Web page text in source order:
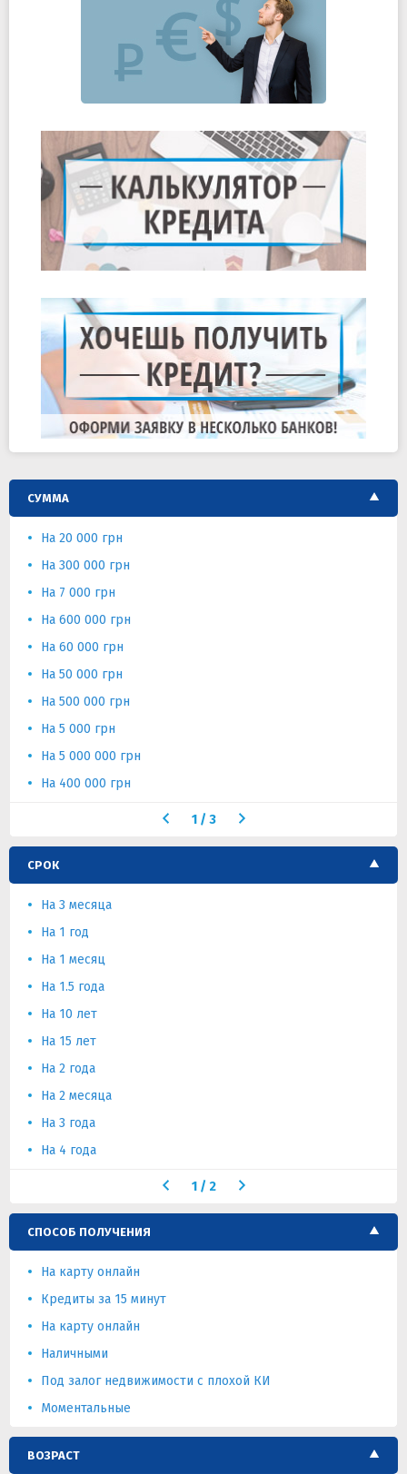
СУММА
На 20 000 грн
На 300 000 грн
На 7 000 грн
На 600 000 грн
На 60 000 грн
На 50 000 грн
На 500 000 грн
На 5 000 грн
На 5 000 000 грн
На 400 000 грн
1/ 3
СРОК
На 3 месяца
На 1 год
На 1 месяц
На 1.5 года
На 10 лет
На 15 лет
На 2 года
На 2 месяца
На 3 года
На 4 года
1/ 2
СПОСОБ ПОЛУЧЕНИЯ
На карту онлайн
Кредиты за 15 минут
На карту онлайн
Наличными
Под залог недвижимости с плохой КИ
Моментальные
ВОЗРАСТ